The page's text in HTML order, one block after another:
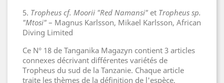
5. Tropheus cf. Moorii "Red Namansi" et Tropheus sp.
"Mtosi" – Magnus Karlsson, Mikael Karlsson, African
Diving Limited
Ce N° 18 de Tanganika Magazyn contient 3 articles
connexes décrivant différentes variétés de
Tropheus du sud de la Tanzanie. Chaque article
traite les thèmes de la définition de l'espèce,